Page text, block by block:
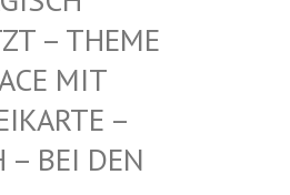
– THEME –
MIT EI
– WI
DEN WA